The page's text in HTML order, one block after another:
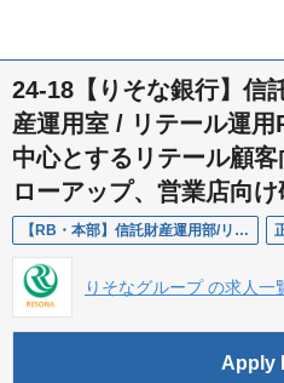
24-18【りそな銀行】
産運用室 / リテール運
中心とするリテール顧
ローアップ、営業店向け
【RB・本部】信託財産運用部/リテール運用PM
りそなグループ の求人一
Apply